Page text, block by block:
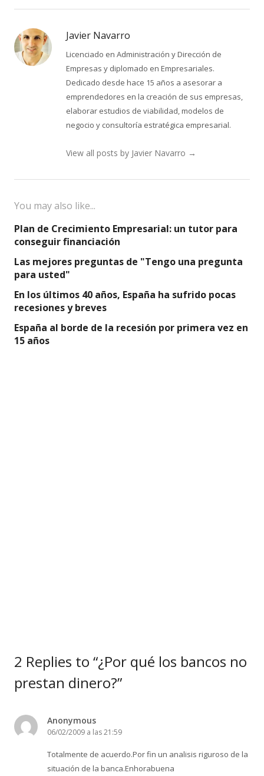
Javier Navarro
Licenciado en Administración y Dirección de
Empresas y diplomado en Empresariales.
Dedicado desde hace 15 años a asesorar a
emprendedores en la creación de sus empresas,
elaborar estudios de viabilidad, modelos de
negocio y consultoría estratégica empresarial.
View all posts by Javier Navarro →
You may also like...
Plan de Crecimiento Empresarial: un tutor para
conseguir financiación
Las mejores preguntas de "Tengo una pregunta
para usted"
En los últimos 40 años, España ha sufrido pocas
recesiones y breves
España al borde de la recesión por primera vez en
15 años
2 Replies to “¿Por qué los bancos no
prestan dinero?”
Anonymous
06/02/2009 a las 21:59
Totalmente de acuerdo.Por fin un analisis riguroso de la
situación de la banca.Enhorabuena